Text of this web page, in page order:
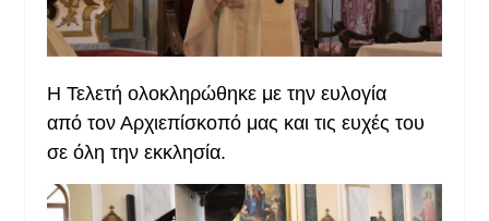
Η Τελετή ολοκληρώθηκε με την ευλογία
από τον Αρχιεπίσκοπό μας και τις ευχές του
σε όλη την εκκλησία.